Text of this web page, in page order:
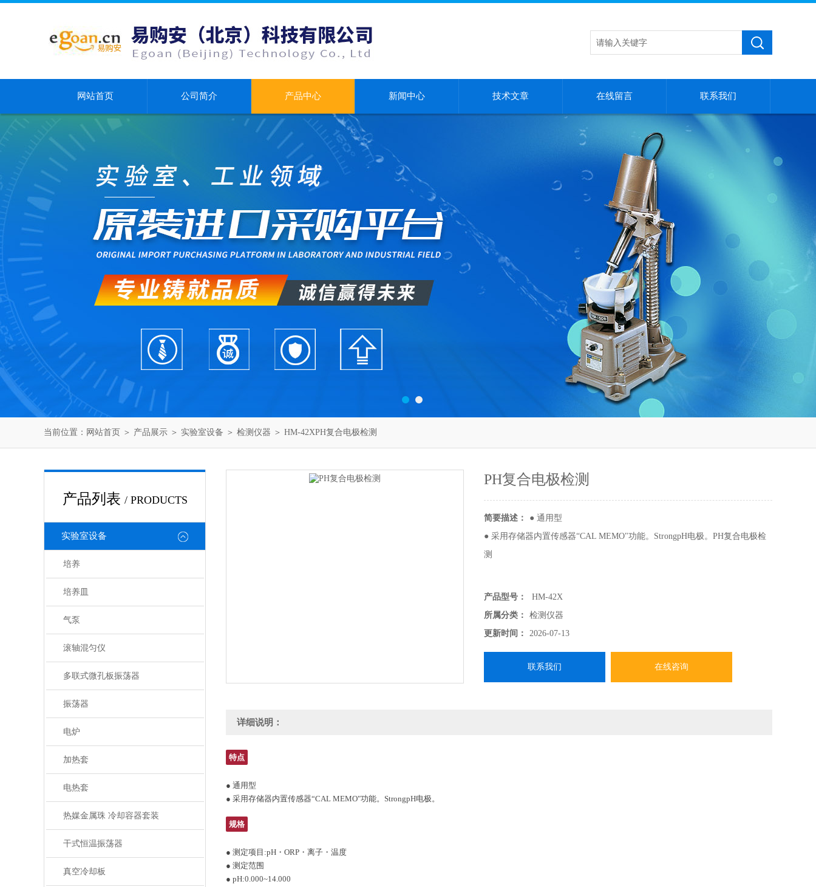
网站首页 公司简介 产品中心 新闻中心 技术文章 在线留言 联系我们
当前位置： 网站首页 ＞ 产品展示 ＞ 实验室设备 ＞ 检测仪器 ＞ HM-42XPH复合电极检测
产品列表 / PRODUCTS
实验室设备
培养
培养皿
气泵
滚轴混匀仪
多联式微孔板振荡器
振荡器
电炉
加热套
电热套
热媒金属珠 冷却容器套装
干式恒温振荡器
真空冷却板
PH复合电极检测
简要描述：
● 通用型
● 采用存储器内置传感器“CAL MEMO"功能。StrongpH电极。PH复合电极检
测
产品型号：
HM-42X
所属分类：
检测仪器
更新时间：
2026-07-13
联系我们 在线咨询
详细说明：
特点
● 通用型
● 采用存储器内置传感器“CAL MEMO"功能。StrongpH电极。
规格
● 测定项目:pH・ORP・离子・温度
● 测定范围
● pH:0.000~14.000